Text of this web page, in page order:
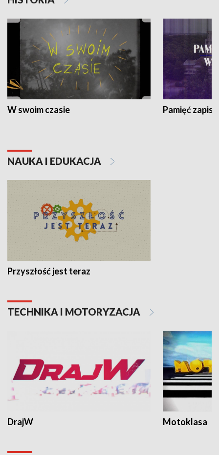
W swoim czasie Pamięć
NAUKA I EDUKACJA
Przyszłość jest teraz
TECHNIKA I MOTORYZACJA
DrajW Motoklasa